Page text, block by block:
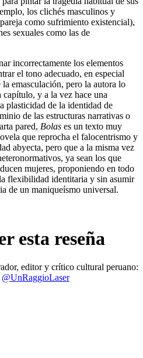
los clichés masculinos y
como sufrimiento existencial),
sexuales como las de
incorrectamente los elementos
el tono adecuado, en especial
emasculación, pero la autora lo
y a la vez hace una
plasticidad de la identidad de
de las estructuras narrativas o
pared, Bolas es un texto muy
que reprocha el falocentrismo y
abyecta, pero que a la misma vez
ya sean los que
mujeres, proponiendo en todo
flexibilidad identitaria y sin asumir
de un maniqueísmo universal.
esta reseña
editor y crítico cultural peruano:
@UnRaggioLaser